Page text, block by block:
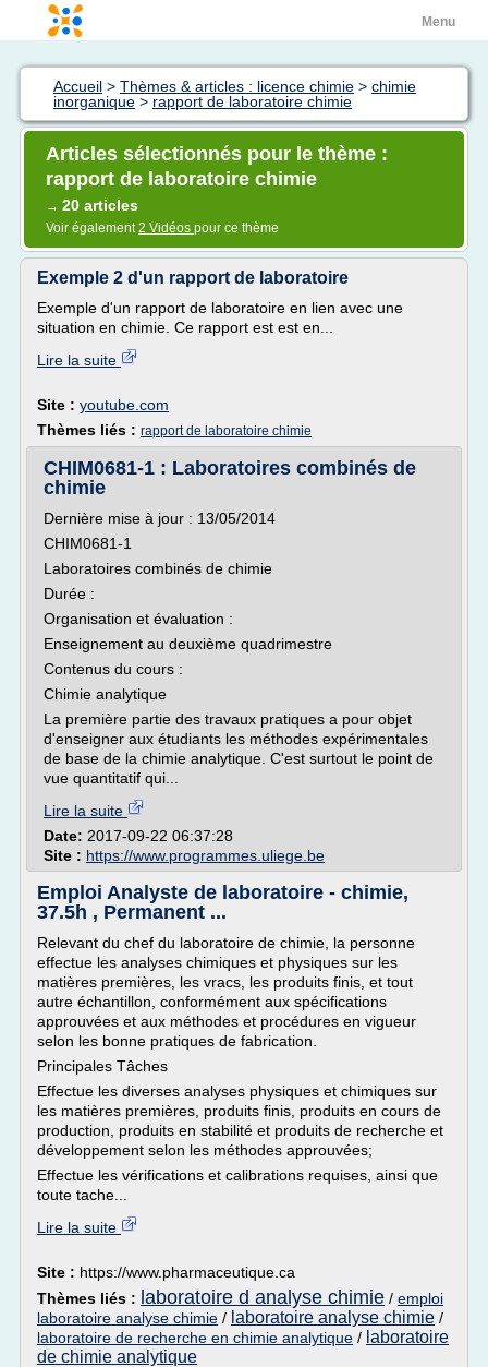
Menu
Accueil > Thèmes & articles : licence chimie > chimie
inorganique > rapport de laboratoire chimie
Articles sélectionnés pour le thème :
rapport de laboratoire chimie
→ 20 articles
Voir également2 Vidéos pour ce thème
Exemple 2 d'un rapport de laboratoire
Exemple d'un rapport de laboratoire en lien avec une
situation en chimie. Ce rapport est est en...
Lire la suite
Site : youtube.com
Thèmes liés : rapport de laboratoire chimie
CHIM0681-1 : Laboratoires combinés de
chimie
Dernière mise à jour : 13/05/2014
CHIM0681-1
Laboratoires combinés de chimie
Durée :
Organisation et évaluation :
Enseignement au deuxième quadrimestre
Contenus du cours :
Chimie analytique
La première partie des travaux pratiques a pour objet
d'enseigner aux étudiants les méthodes expérimentales
de base de la chimie analytique. C'est surtout le point de
vue quantitatif qui...
Lire la suite
Date: 2017-09-22 06:37:28
Site : https://www.programmes.uliege.be
Emploi Analyste de laboratoire - chimie,
37.5h , Permanent ...
Relevant du chef du laboratoire de chimie, la personne
effectue les analyses chimiques et physiques sur les
matières premières, les vracs, les produits finis, et tout
autre échantillon, conformément aux spécifications
approuvées et aux méthodes et procédures en vigueur
selon les bonne pratiques de fabrication.
Principales Tâches
Effectue les diverses analyses physiques et chimiques sur
les matières premières, produits finis, produits en cours de
production, produits en stabilité et produits de recherche et
développement selon les méthodes approuvées;
Effectue les vérifications et calibrations requises, ainsi que
toute tache...
Lire la suite
Site : https://www.pharmaceutique.ca
Thèmes liés : laboratoire d analyse chimie / emploi
laboratoire analyse chimie / laboratoire analyse chimie /
laboratoire de recherche en chimie analytique / laboratoire
de chimie analytique